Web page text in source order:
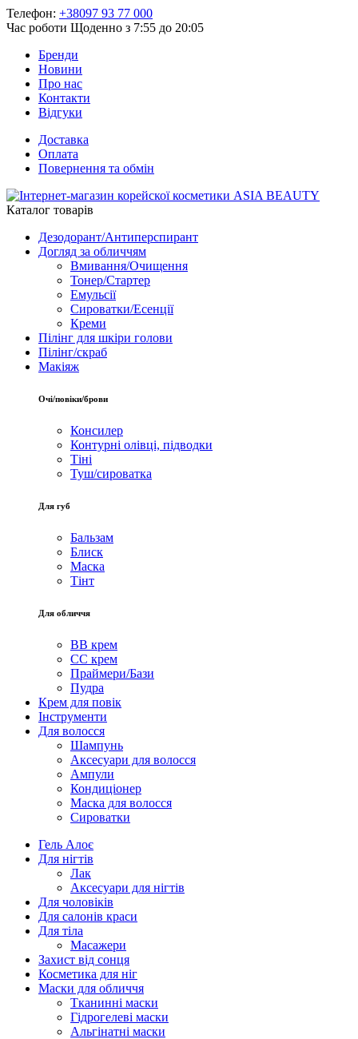
Телефон: +38097 93 77 000
Час роботи Щоденно з 7:55 до 20:05
Бренди
Новини
Про нас
Контакти
Відгуки
Доставка
Оплата
Повернення та обмін
Каталог товарів
Дезодорант/Антиперспирант
Догляд за обличчям
Вмивання/Очищення
Тонер/Стартер
Емульсії
Сироватки/Есенції
Креми
Пілінг для шкіри голови
Пілінг/скраб
Макіяж
Очі/повіки/брови
Консилер
Контурні олівці, підводки
Тіні
Туш/сироватка
Для губ
Бальзам
Блиск
Маска
Тінт
Для обличчя
BB крем
CC крем
Праймери/Бази
Пудра
Крем для повік
Інструменти
Для волосся
Шампунь
Аксесуари для волосся
Ампули
Кондиціонер
Маска для волосся
Сироватки
Гель Алоє
Для нігтів
Лак
Аксесуари для нігтів
Для чоловіків
Для салонів краси
Для тіла
Масажери
Захист від сонця
Косметика для ніг
Маски для обличчя
Тканинні маски
Гідрогелеві маски
Альгінатні маски